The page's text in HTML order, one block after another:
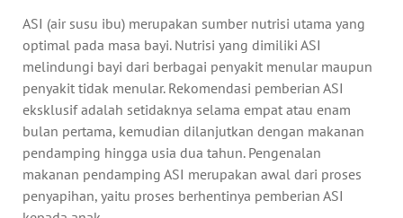
ASI (air susu ibu) merupakan sumber nutrisi utama yang
optimal pada masa bayi. Nutrisi yang dimiliki ASI
melindungi bayi dari berbagai penyakit menular maupun
penyakit tidak menular. Rekomendasi pemberian ASI
eksklusif adalah setidaknya selama empat atau enam
bulan pertama, kemudian dilanjutkan dengan makanan
pendamping hingga usia dua tahun. Pengenalan
makanan pendamping ASI merupakan awal dari proses
penyapihan, yaitu proses berhentinya pemberian ASI